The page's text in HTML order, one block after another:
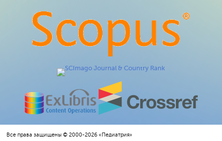
Все права защищены © 2000-2026 «Педиатрия»